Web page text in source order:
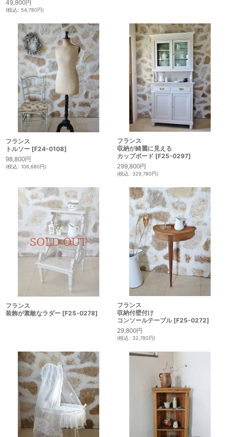
49,800円
(税込: 54,780円)
フランス
トルソー [F24-0108]
98,800円
(税込: 108,680円)
フランス
収納が綺麗に見える
カップボード [F25-0297]
299,800円
(税込: 329,780円)
フランス
装飾が素敵なラダー [F25-0278]
フランス
収納付壁付け
コンソールテーブル [F25-0272]
29,800円
(税込: 32,780円)